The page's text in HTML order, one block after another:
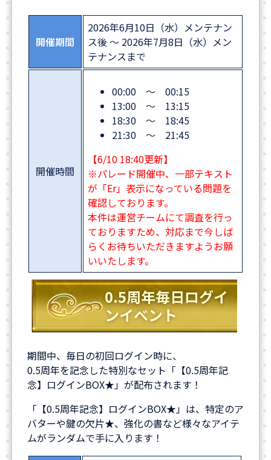
開催期間
2026年6月10日（水）メンテナン
ス後 ～ 2026年7月8日（水）メン
テナンスまで
開催時間
00:00 ～ 00:15
13:00 ～ 13:15
18:30 ～ 18:45
21:30 ～ 21:45
【6/10 18:40更新】
※パレード開催中、一部テキスト
が「Er」表示になっている問題を
確認しております。
本件は運営チームにて調査を行っ
ておりますため、対応まで今しば
らくお待ちいただきますようお願
いいたします。
0.5周年毎日ログイ
ンイベント
期間中、毎日の初回ログイン時に、
0.5周年を記念した特別なセット「【0.5周年記
念】ログインBOX★」が配布されます！
「【0.5周年記念】ログインBOX★」は、特定のア
バターや鍵の欠片★、強化の書など様々なアイテ
ムがランダムで手に入ります！